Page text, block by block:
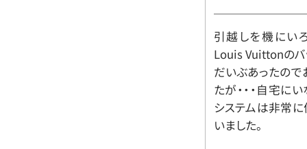
引越しを機にい
Louis Vuittonのバ
だいぶあったので
たが・・・自宅に
システムは非常に
いました。